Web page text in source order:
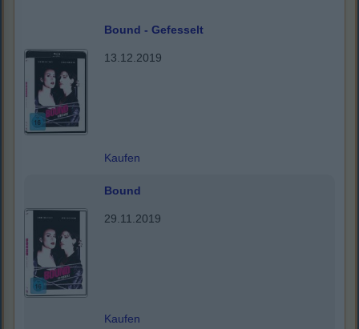
Bound - Gefesselt
13.12.2019
Kaufen
Bound
29.11.2019
Kaufen